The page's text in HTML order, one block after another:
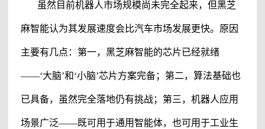
虽然目前机器人市场规模尚未完全起来，但黑芝
麻智能认为其发展速度会比汽车市场发展更快。原因
主要有几点：第一， 黑芝麻智能的芯片已经就绪
——‘大脑’和‘小脑’芯片方案完备；第二，算法基础也
已具备，虽然完全落地仍有挑战；第三，机器人应用
场景广泛——既可用于通用智能体，也可用于工业生